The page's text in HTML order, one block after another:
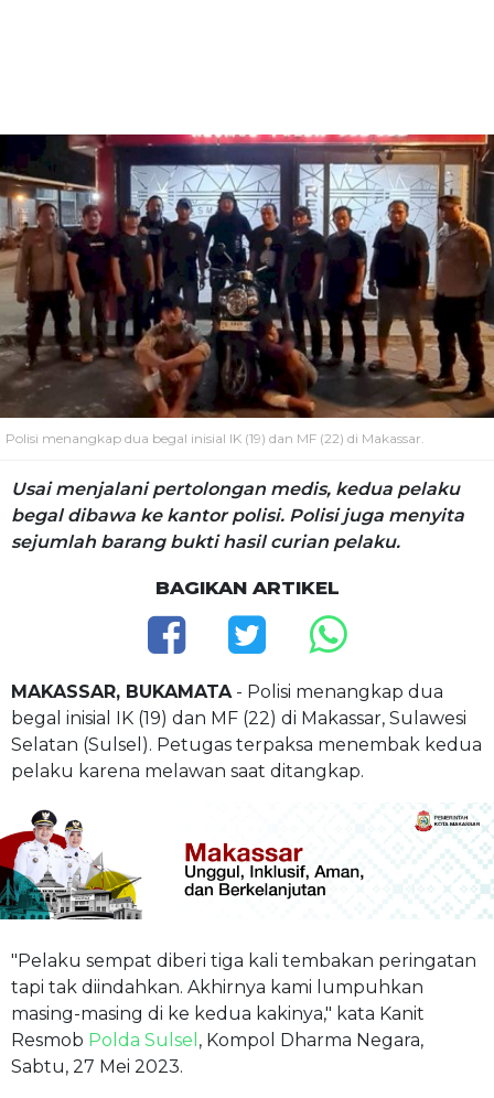
Polisi menangkap dua begal inisial IK (19) dan MF (22) di Makassar.
Usai menjalani pertolongan medis, kedua pelaku
begal dibawa ke kantor polisi. Polisi juga menyita
sejumlah barang bukti hasil curian pelaku.
BAGIKAN ARTIKEL
MAKASSAR, BUKAMATA - Polisi menangkap dua
begal inisial IK (19) dan MF (22) di Makassar, Sulawesi
Selatan (Sulsel). Petugas terpaksa menembak kedua
pelaku karena melawan saat ditangkap.
"Pelaku sempat diberi tiga kali tembakan peringatan
tapi tak diindahkan. Akhirnya kami lumpuhkan
masing-masing di ke kedua kakinya," kata Kanit
Resmob Polda Sulsel , Kompol Dharma Negara,
Sabtu, 27 Mei 2023.